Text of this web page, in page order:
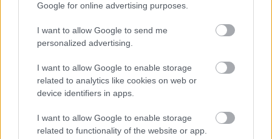
Google for online advertising purposes.
I want to allow Google to send me
personalized advertising.
I want to allow Google to enable storage
related to analytics like cookies on web or
device identifiers in apps.
I want to allow Google to enable storage
related to functionality of the website or app.
Buggati Veyron
Eden najbolj prepoznavnih zvezdniških obrazov je
velik ljubitelj luksuznih znamk, zatoBuggati Veyron
njegovi garaži ni nikakršno presenečenje. Eden
najdražjih avtomobilov svojega časa, z neverjetnimi
karakteristikami, je odet v črnino, kakor večina